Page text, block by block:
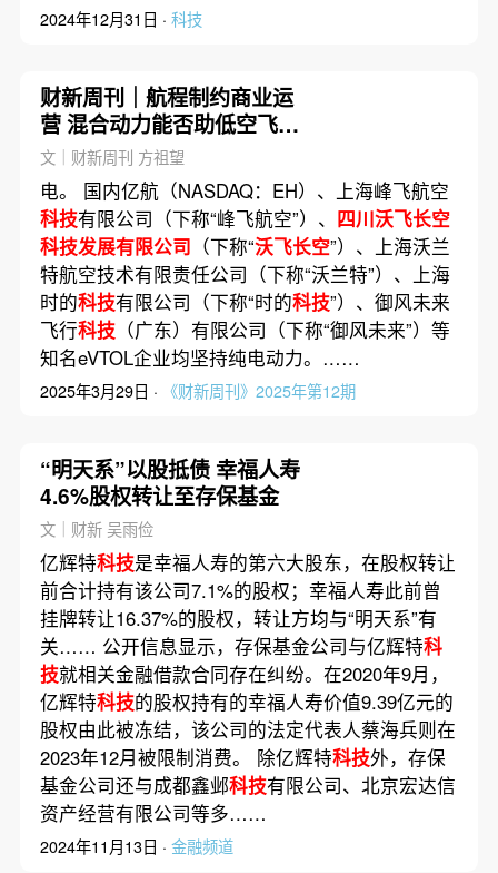
2024年12月31日 · 科技
财新周刊｜航程制约商业运
营 混合动力能否助低空飞行
突破瓶颈
文｜财新周刊 方祖望
电。 国内亿航（NASDAQ：EH）、上海峰飞航空
科技有限公司（下称“峰飞航空”）、 四川沃飞长空
科技发展有限公司 （下称“沃飞长空”）、上海沃兰
特航空技术有限责任公司（下称“沃兰特”）、上海
时的科技有限公司（下称“时的科技”）、御风未来
飞行科技（广东）有限公司（下称“御风未来”）等
知名eVTOL企业均坚持纯电动力。……
2025年3月29日 · 《财新周刊》2025年第12期
“明天系”以股抵债 幸福人寿
4.6%股权转让至存保基金
文｜财新 吴雨俭
亿辉特科技是幸福人寿的第六大股东，在股权转让
前合计持有该公司7.1%的股权；幸福人寿此前曾
挂牌转让16.37%的股权，转让方均与“明天系”有
关…… 公开信息显示，存保基金公司与亿辉特科
技就相关金融借款合同存在纠纷。在2020年9月，
亿辉特科技的股权持有的幸福人寿价值9.39亿元的
股权由此被冻结，该公司的法定代表人蔡海兵则在
2023年12月被限制消费。 除亿辉特科技外，存保
基金公司还与成都鑫邺科技有限公司、北京宏达信
资产经营有限公司等多……
2024年11月13日 · 金融频道